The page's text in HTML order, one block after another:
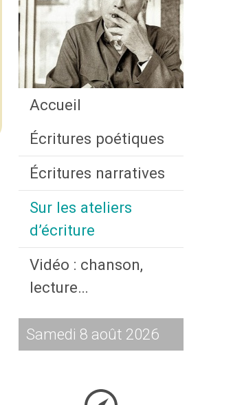
Accueil
Écritures poétiques
Écritures narratives
Sur les ateliers
d’écriture
Vidéo : chanson,
lecture…
Samedi 8 août 2026